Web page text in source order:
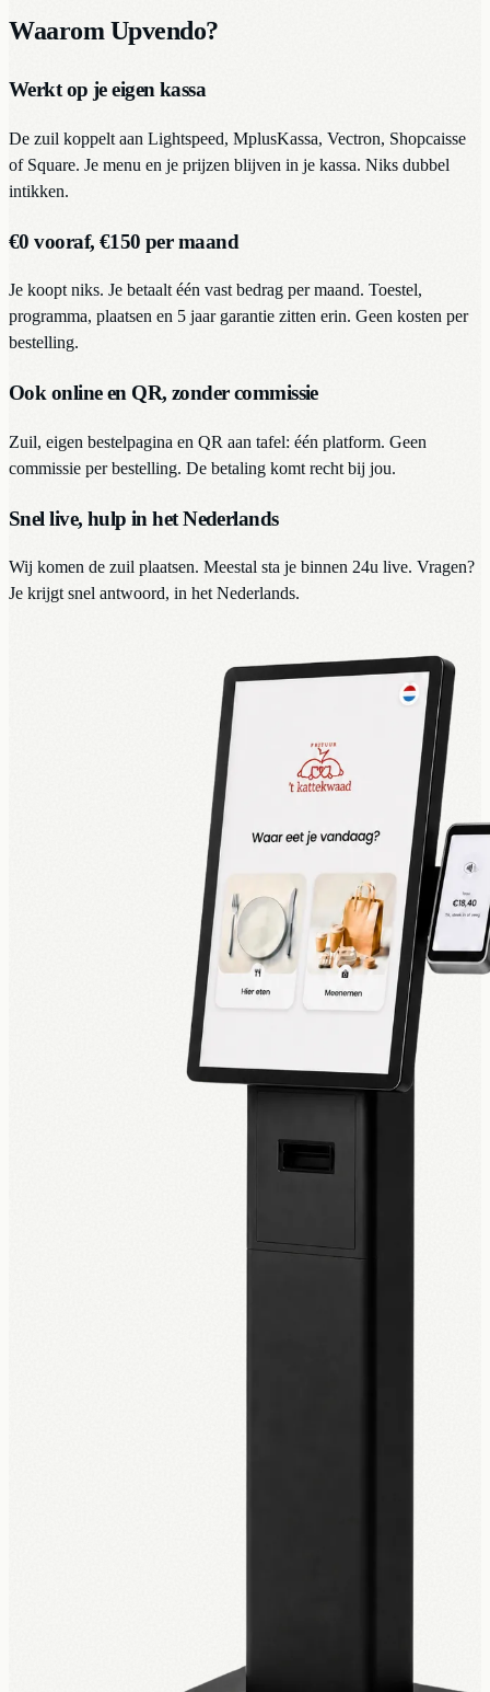
Waarom Upvendo?
Werkt op je eigen kassa
De zuil koppelt aan Lightspeed, MplusKassa, Vectron, Shopcaisse
of Square. Je menu en je prijzen blijven in je kassa. Niks dubbel
intikken.
€0 vooraf, €150 per maand
Je koopt niks. Je betaalt één vast bedrag per maand. Toestel,
programma, plaatsen en 5 jaar garantie zitten erin. Geen kosten per
bestelling.
Ook online en QR, zonder commissie
Zuil, eigen bestelpagina en QR aan tafel: één platform. Geen
commissie per bestelling. De betaling komt recht bij jou.
Snel live, hulp in het Nederlands
Wij komen de zuil plaatsen. Meestal sta je binnen 24u live. Vragen?
Je krijgt snel antwoord, in het Nederlands.